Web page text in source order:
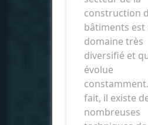
construction
bâtiments est
domaine très
diversifié et
évolue
fait, il existe
nombreuses